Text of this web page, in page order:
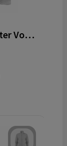
Printer RED Powerslide Sweater Volledige Rits Heren